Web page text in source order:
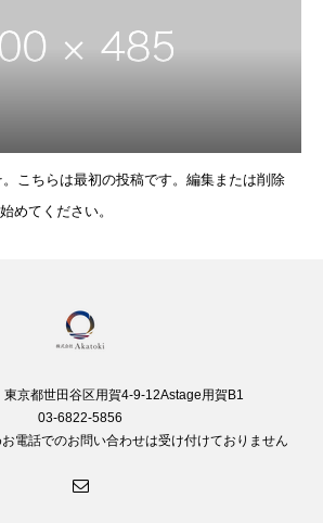
こちらは最初の投稿です。編集または削除
めてください。
京都世田谷区用賀4-9-12Astage用賀B1
03-6822-5856
電話でのお問い合わせは受け付けておりません